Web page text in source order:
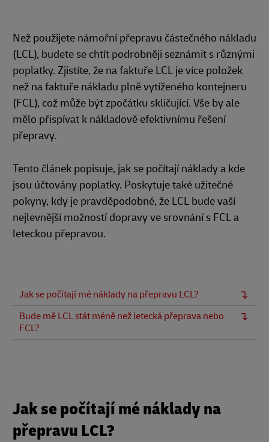
Než použijete námořní přepravu částečného nákladu
(LCL), budete se chtít podrobněji seznámit s různými
poplatky. Zjistíte, že na faktuře LCL je více položek
než na faktuře nákladu plně vytíženého kontejneru
(FCL), což může být zpočátku skličující. Vše by ale
mělo přispívat k nákladově efektivnímu řešení
přepravy.
Tento článek popisuje, jak se počítají náklady a kde
jsou účtovány poplatky. Poskytuje také užitečné
pokyny, kdy je pravděpodobné, že LCL bude vaší
nejlevnější možností dopravy ve srovnání s FCL a
leteckou přepravou.
Jak se počítají mé náklady na přepravu LCL?
Bude mě LCL stát méně než letecká přeprava nebo
FCL?
Jak se počítají mé náklady na
přepravu LCL?